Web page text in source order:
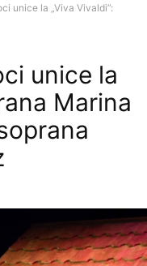
unice la „Viva Vivaldi”:
unice la
Marina